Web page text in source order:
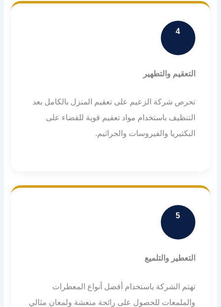
التعقيم والتطهير
تحرص شركة الزعيم على تعقيم المنزل بالكامل بعد
التنظيف باستخدام مواد تعقيم قوية للقضاء على
البكتيريا والفيروسات والجراثيم.
التعطير والتلميع
تهتم الشركة باستخدام أفضل أنواع المعطرات
والملمعات للحصول على رائحة منعشة ولمعان مثالي